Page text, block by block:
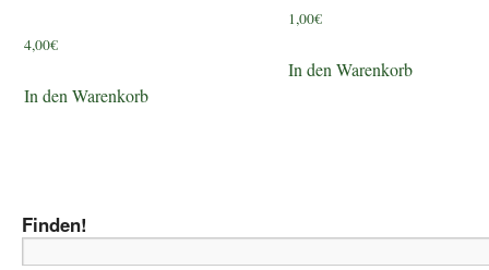
4,00€
In den Warenkorb
1,00€
In den Warenkorb
Finden!